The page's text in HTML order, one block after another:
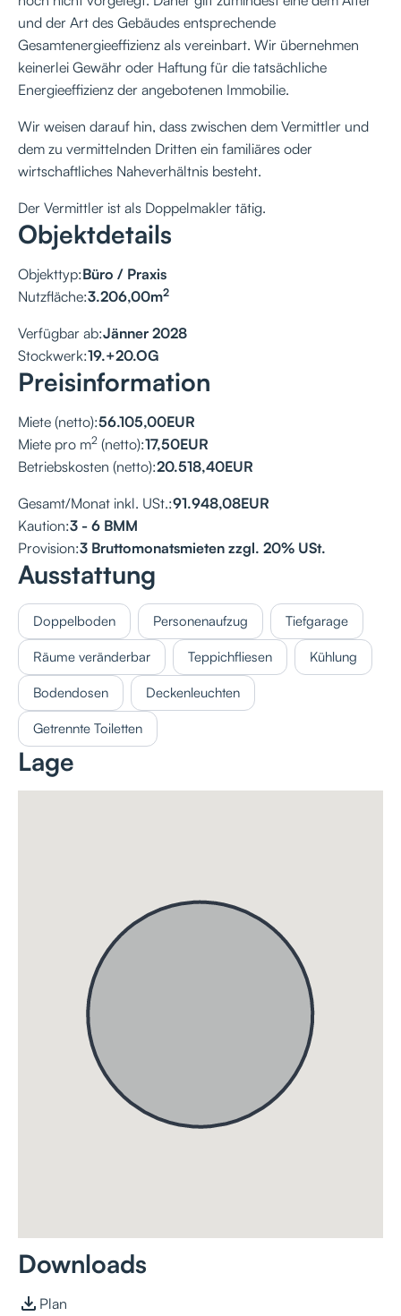
und der Art des Gebäudes entsprechende
Gesamtenergieeffizienz als vereinbart. Wir übernehmen
keinerlei Gewähr oder Haftung für die tatsächliche
Energieeffizienz der angebotenen Immobilie.
Wir weisen darauf hin, dass zwischen dem Vermittler und
dem zu vermittelnden Dritten ein familiäres oder
wirtschaftliches Naheverhältnis besteht.
Der Vermittler ist als Doppelmakler tätig.
Objektdetails
Objekttyp:Büro / Praxis
Nutzfläche:3.206,00m2
Verfügbar ab:Jänner 2028
Stockwerk:19.+20.OG
Preisinformation
Miete (netto):56.105,00EUR
Miete pro m2 (netto):17,50EUR
Betriebskosten (netto):20.518,40EUR
Gesamt/Monat inkl. USt.:91.948,08EUR
Kaution:3 - 6 BMM
Provision:3 Bruttomonatsmieten zzgl. 20% USt.
Ausstattung
Doppelboden Personenaufzug Tiefgarage
Räume veränderbar Teppichfliesen Kühlung
Bodendosen Deckenleuchten
Getrennte Toiletten
Lage
Downloads
Plan